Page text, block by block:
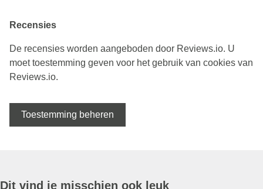
Recensies
De recensies worden aangeboden door Reviews.io. U
moet toestemming geven voor het gebruik van cookies van
Reviews.io.
Toestemming beheren
Dit vind je misschien ook leuk